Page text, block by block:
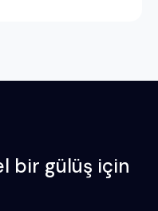
bir gülüş için